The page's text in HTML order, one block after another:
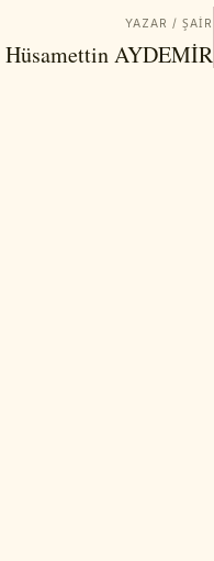
YAZAR / ŞAIR
Hüsamettin AYDEMİR